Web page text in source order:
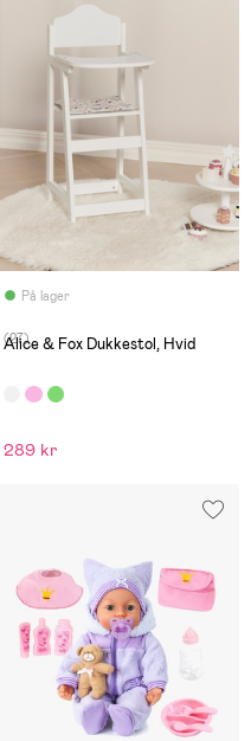
På lager
(27)
Alice & Fox Dukkestol, Hvid
289 kr